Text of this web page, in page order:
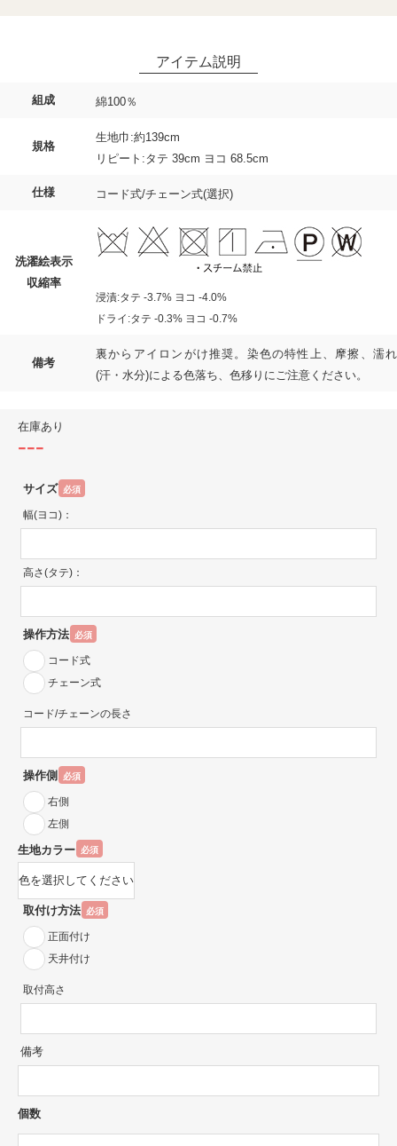
組成 綿100％
規格
生地巾:約139cm
リピート:タテ 39cm ヨコ 68.5cm
仕様 コード式/チェーン式(選択)
洗濯絵表示
収縮率
浸漬:タテ -3.7% ヨコ -4.0%
ドライ:タテ -0.3% ヨコ -0.7%
備考
裏からアイロンがけ推奨。染色の特性上、摩擦、濡れ
(汗・水分)による色落ち、色移りにご注意ください。
在庫あり
---
サイズ 必須
幅(ヨコ)：
高さ(タテ)：
操作方法 必須
コード式
チェーン式
コード/チェーンの長さ
操作側 必須
右側
左側
生地カラー 必須
取付け方法 必須
正面付け
天井付け
取付高さ
備考
個数